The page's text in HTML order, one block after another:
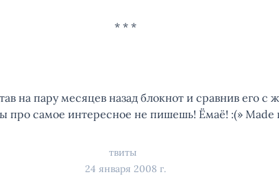
на пару месяцев назад блокнот и сравнив его с
про самое интересное не пишешь! Ёмаё! :(» Made
твиты
24 января 2008 г.